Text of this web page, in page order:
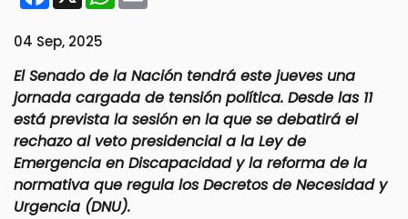
04 Sep, 2025
El Senado de la Nación tendrá este jueves una
jornada cargada de tensión política. Desde las 11
está prevista la sesión en la que se debatirá el
rechazo al veto presidencial a la Ley de
Emergencia en Discapacidad y la reforma de la
normativa que regula los Decretos de Necesidad y
Urgencia (DNU).